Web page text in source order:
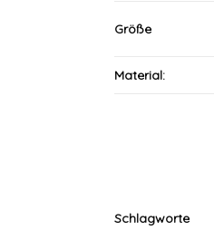
Größe
Material:
Schlagworte